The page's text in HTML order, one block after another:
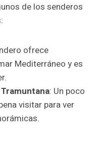
de los senderos
ofrece
Mediterráneo y es
: Un poco
visitar para ver